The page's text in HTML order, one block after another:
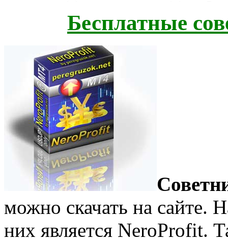
Бесплатные
можно скачать на сайте.
них является NeroProfit.